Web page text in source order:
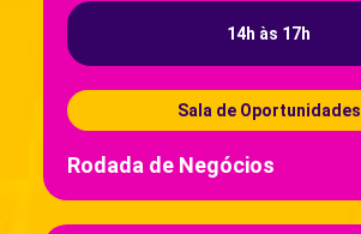
14h às 17h
Sala de Oportunidades
Rodada de Negócios